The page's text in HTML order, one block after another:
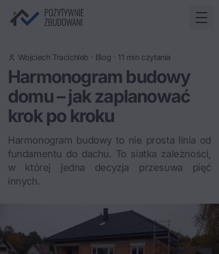
Wojciech Tracichleb · Blog · 11 min czytania
Harmonogram budowy
domu – jak zaplanować
krok po kroku
Harmonogram budowy to nie prosta linia od
fundamentu do dachu. To siatka zależności,
w której jedna decyzja przesuwa pięć
innych.